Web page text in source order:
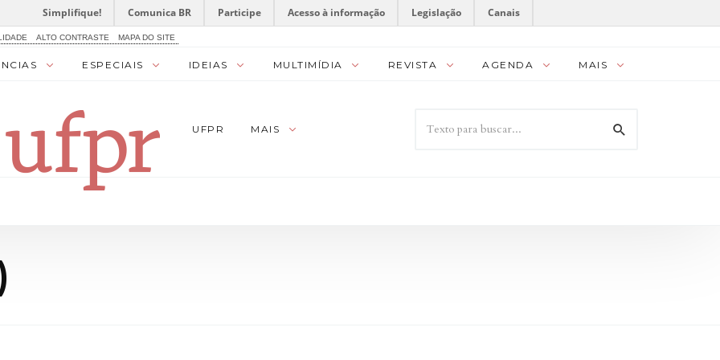
Simplifique! Comunica BR Participe Acesso à informação Legislação Canais
ALTO CONTRASTE MAPA DO SITE
ESPECIAIS IDEIAS MULTIMÍDIA REVISTA AGENDA MAIS
UFPR MAIS